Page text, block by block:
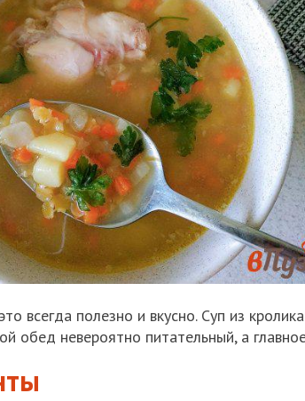
всегда полезно и вкусно. Суп из
обед невероятно питательный, а